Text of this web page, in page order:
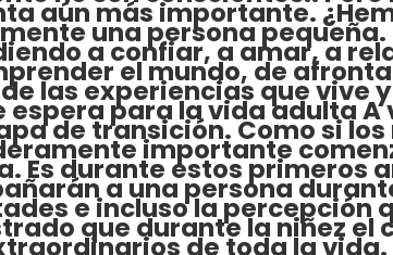
aún más importante.
una persona pequeña.
a confiar, a amar, a
el mundo, de
las experiencias que vive
espera para la vida adulta
de transición. Como si
importante
Es durante estos primeros
a una persona
e incluso la percepción
que durante la niñez el
de toda la